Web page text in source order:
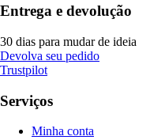
Entrega e devolução
30 dias para mudar de ideia
Devolva seu pedido
Trustpilot
Serviços
Minha conta